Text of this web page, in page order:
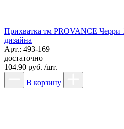
Прихватка тм PROVANCE Черри
дизайна
Арт.: 493-169
достаточно
104.90 руб. /шт.
В корзину